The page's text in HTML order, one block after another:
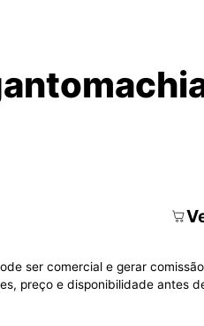
ser comercial e gerar
preço e disponibilidade antes